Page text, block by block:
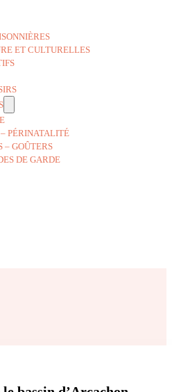
ET CULTURELLES
PÉRINATALITÉ
– GOÛTERS
DE GARDE